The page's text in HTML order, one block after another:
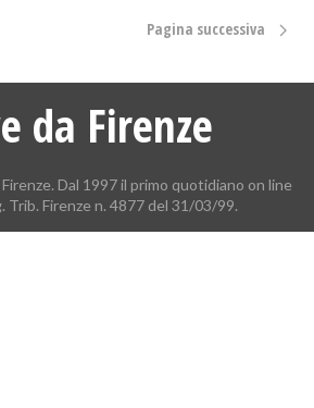
Pagina successiva
da Firenze
Dal 1997 il primo quotidiano on line
Trib. Firenze n. 4877 del 31/03/99.